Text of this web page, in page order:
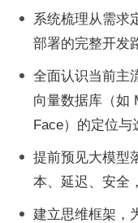
系统梳理从需求
部署的完整开发
全面认识当前主
向量数据库（如
Face）的定位与
提前预见大模
本、延迟、安全
建立思维框架，